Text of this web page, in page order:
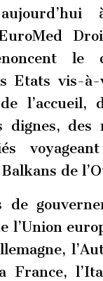
le
Etats vis-
l’accueil,
dignes, des
de
de
l’Union
France,